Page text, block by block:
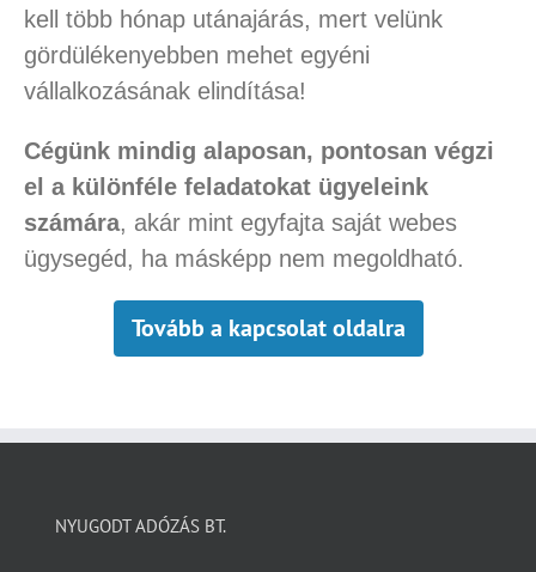
kell több hónap utánajárás, mert velünk
gördülékenyebben mehet egyéni
vállalkozásának elindítása!
Cégünk mindig alaposan, pontosan végzi
el a különféle feladatokat ügyeleink
számára, akár mint egyfajta saját webes
ügysegéd, ha másképp nem megoldható.
Tovább a kapcsolat oldalra
NYUGODT ADÓZÁS BT.